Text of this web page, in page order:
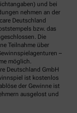
und bei
nehmen an der
Deutschland
bzw. das
Die
Teilnahme über
–
möglich.
Deutschland GmbH
ist kostenlos
der Gewinne ist
ausgelost und